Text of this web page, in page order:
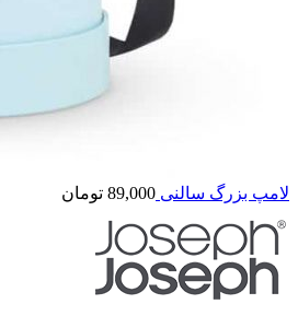
لامپ بزرگ سالنی 89,000 تومان